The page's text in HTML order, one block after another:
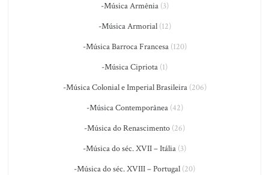
-Música Armênia(3)
-Música Armorial(12)
-Música Barroca Francesa(120)
-Música Cipriota (1)
-Música Colonial e Imperial Brasileira(206)
-Música Contemporânea(42)
-Música do Renascimento (26)
-Música do séc. XVII – Itália (3)
-Música do séc. XVIII – Portugal (20)